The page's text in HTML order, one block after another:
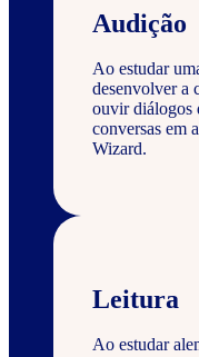
Audição
Ao estudar
desenvolver a
ouvir diálogos
conversas em
Wizard.
Leitura
Ao estudar